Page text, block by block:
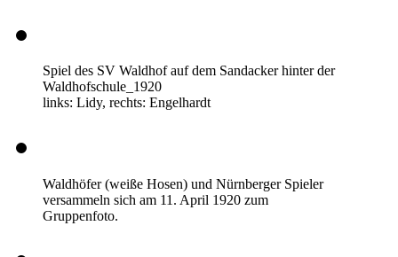
Spiel des SV Waldhof auf dem Sandacker hinter der
Waldhofschule_1920
links: Lidy, rechts: Engelhardt
Waldhöfer (weiße Hosen) und Nürnberger Spieler
versammeln sich am 11. April 1920 zum
Gruppenfoto.